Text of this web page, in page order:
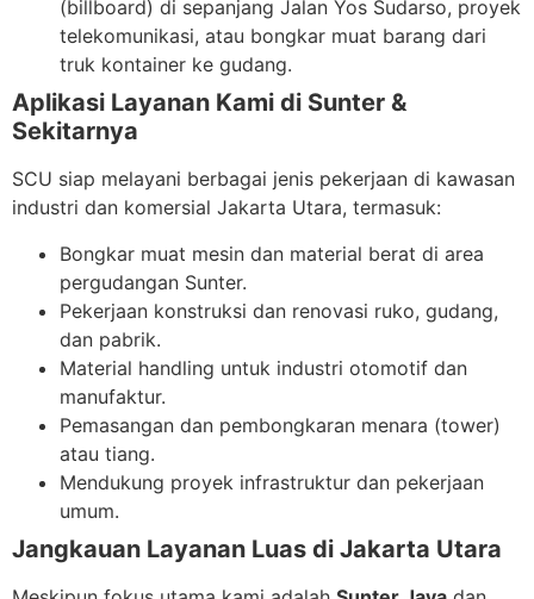
(billboard) di sepanjang Jalan Yos Sudarso, proyek
telekomunikasi, atau bongkar muat barang dari
truk kontainer ke gudang.
Aplikasi Layanan Kami di Sunter &
Sekitarnya
SCU siap melayani berbagai jenis pekerjaan di kawasan
industri dan komersial Jakarta Utara, termasuk:
Bongkar muat mesin dan material berat di area
pergudangan Sunter.
Pekerjaan konstruksi dan renovasi ruko, gudang,
dan pabrik.
Material handling untuk industri otomotif dan
manufaktur.
Pemasangan dan pembongkaran menara (tower)
atau tiang.
Mendukung proyek infrastruktur dan pekerjaan
umum.
Jangkauan Layanan Luas di Jakarta Utara